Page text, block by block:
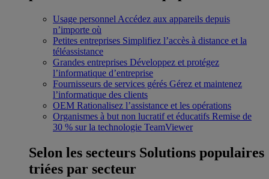
Usage personnel Accédez aux appareils depuis
n’importe où
Petites entreprises Simplifiez l’accès à distance et la
téléassistance
Grandes entreprises Développez et protégez
l’informatique d’entreprise
Fournisseurs de services gérés Gérez et maintenez
l’informatique des clients
OEM Rationalisez l’assistance et les opérations
Organismes à but non lucratif et éducatifs Remise de
30 % sur la technologie TeamViewer
Selon les secteurs Solutions populaires
triées par secteur